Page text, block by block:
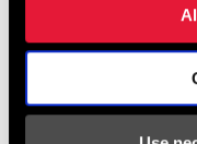
SRAM AXS Power
Replacement